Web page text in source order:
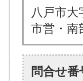
八戸市大
市営・
問合せ番